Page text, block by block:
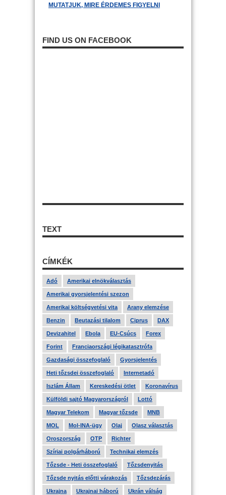
MUTATJUK, MIRE ÉRDEMES FIGYELNI
FIND US ON FACEBOOK
TEXT
CÍMKÉK
Adó Amerikai elnökválasztás
Amerikai gyorsjelentési szezon
Amerikai költségvetési vita Arany elemzése
Benzin Beutazási tilalom Ciprus DAX
Devizahitel Ebola EU-Csúcs Forex
Forint Franciaországi légikatasztrófa
Gazdasági összefoglaló Gyorsjelentés
Heti tőzsdei összefoglaló Internetadó
Iszlám Állam Kereskedési ötlet Koronavírus
Külföldi sajtó Magyarországról Lottó
Magyar Telekom Magyar tőzsde MNB
MOL Mol-INA-ügy Olaj Olasz választás
Oroszország OTP Richter
Szíriai polgárháború Technikai elemzés
Tőzsde - Heti összefoglaló Tőzsdenyitás
Tőzsde nyitás előtti várakozás Tőzsdezárás
Ukrajna Ukrajnai háború Ukrán válság